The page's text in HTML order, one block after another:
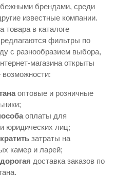
брендами, среди
известные компании.
товара в каталоге
фильтры по
с разнообразием выбора,
магазина открыты
оптовые и розничные
оплаты для
юридических лиц;
затраты на
камер и ларей;
доставка заказов по